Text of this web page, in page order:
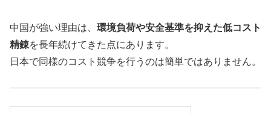
中国が強い理由は、 環境負荷や安全基準を抑えた低コスト
精錬を長年続けてきた点にあります。
日本で同様のコスト競争を行うのは簡単ではありません。